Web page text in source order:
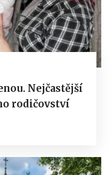
Nejčastější
rodičovství